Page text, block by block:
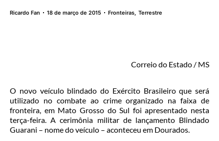
Ricardo Fan 18 de março de 2015 Fronteiras,Terrestre
Correio do Estado / MS
O novo veículo blindado do Exército Brasileiro que será
utilizado no combate ao crime organizado na faixa de
fronteira, em Mato Grosso do Sul foi apresentado nesta
terça-feira. A cerimônia militar de lançamento Blindado
Guarani – nome do veículo – aconteceu em Dourados.